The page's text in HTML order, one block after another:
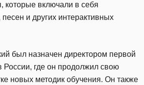
которые включали в себя
песен и других интерактивных
был назначен директором первой
России, где он продолжил свою
новых методик обучения. Он также